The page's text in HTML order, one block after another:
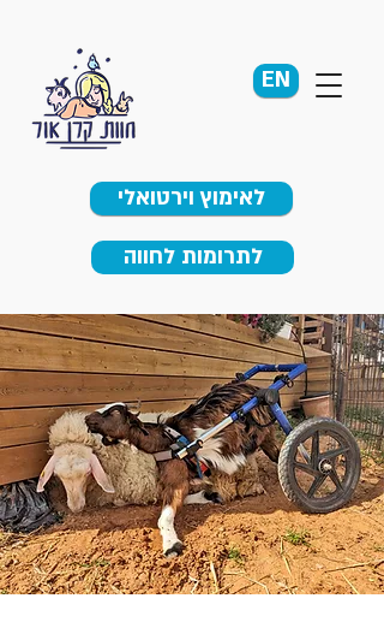
לאימוץ וירטואלי
EN
לתרומות לחווה